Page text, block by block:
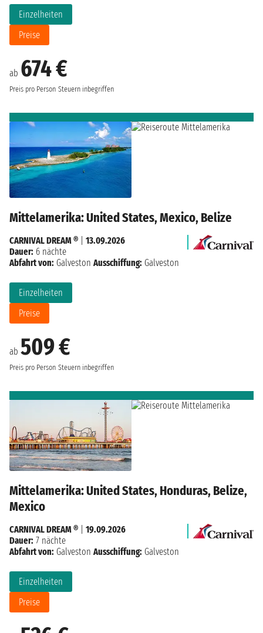
ab 674 €
Preis pro Person Steuern inbegriffen
Einzelheiten
Preise
Mittelamerika: United States, Mexico, Belize
ab 509 €
Preis pro Person Steuern inbegriffen
Einzelheiten
Preise
CARNIVAL DREAM ®
13.09.2026
Dauer: 6 nächte
Abfahrt von: Galveston Ausschiffung: Galveston
Mittelamerika: United States, Honduras, Belize,
Mexico
Einzelheiten
Preise
CARNIVAL DREAM ®
19.09.2026
Dauer: 7 nächte
Abfahrt von: Galveston Ausschiffung: Galveston